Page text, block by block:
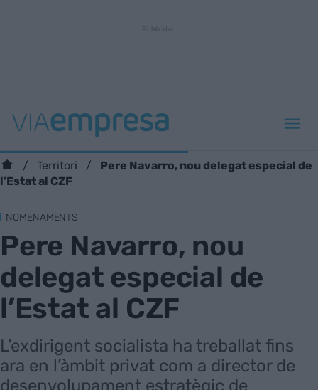
Territori
Pere Navarro, nou delegat especial de
l’Estat al CZF
NOMENAMENTS
Pere Navarro, nou
delegat especial de
l’Estat al CZF
L’exdirigent socialista ha treballat fins
ara en l’àmbit privat com a director de
desenvolupament estratègic de